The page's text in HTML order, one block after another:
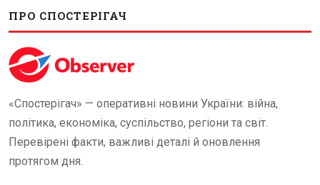
ПРО СПОСТЕРІГАЧ
«Спостерігач» — оперативні новини України: війна,
політика, економіка, суспільство, регіони та світ.
Перевірені факти, важливі деталі й оновлення
протягом дня.